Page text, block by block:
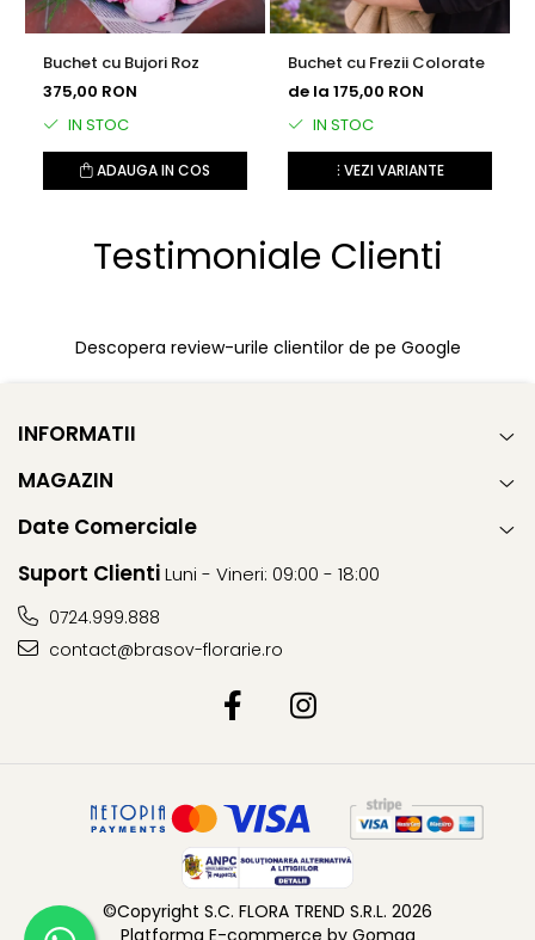
Buchet cu Bujori Roz
375,00 RON
IN STOC
ADAUGA IN COS
Buchet cu Frezii Colorate
de la 175,00 RON
IN STOC
VEZI VARIANTE
Testimoniale Clienti
Descopera review-urile clientilor de pe Google
INFORMATII
MAGAZIN
Date Comerciale
Suport ClientiLuni - Vineri: 09:00 - 18:00
0724.999.888
contact@brasov-florarie.ro
©Copyright S.C. FLORA TREND S.R.L. 2026